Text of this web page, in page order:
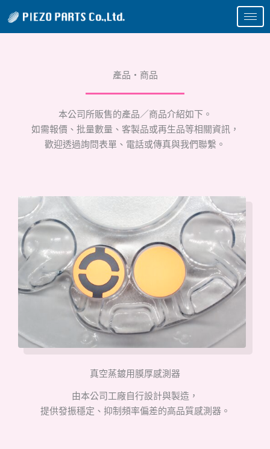
至
主
產品・商品
本公司所販售的產品／商品介紹如下。
如需報價、批量數量、客製品或再生品等相關資訊，
歡迎透過詢問表單、電話或傳真與我們聯繫。
真空蒸鍍用膜厚感測器
由本公司工廠自行設計與製造，
提供發振穩定、抑制頻率偏差的高品質感測器。